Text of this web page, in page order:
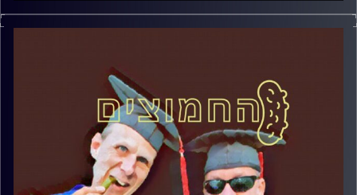
המערכת הפוליטית על ספת הפסיכולוג, עם פרופסור בועז בן-
דוד ופרופסור גלעד הירשברגר
קרדיט תמונות:AudioVersity